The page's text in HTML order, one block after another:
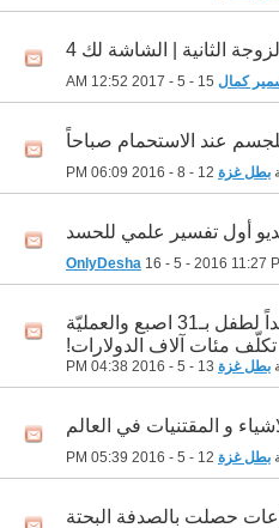
الزوجة الثانية | الشاشة لك 4
كمال 12:52 AM
عند الاستحمام صباحاً
بطل غزة 06:09 PM
أول تفسير علمي للحسد
OnlyDesha 16 - 5 - 2016 11:27
فيديو| حالة نادرة جداً لطفل بـ31 اصبع والعمليّة
تكلّف مئات آلاف الدولارات!
بطل غزة 04:38 PM
و المقتنيات في العالم
بطل غزة 05:39 PM
حصلت بالصدفة البحتة